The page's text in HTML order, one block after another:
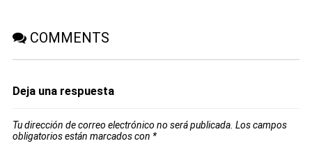
COMMENTS
Deja una respuesta
Tu dirección de correo electrónico no será publicada. Los campos
obligatorios están marcados con *